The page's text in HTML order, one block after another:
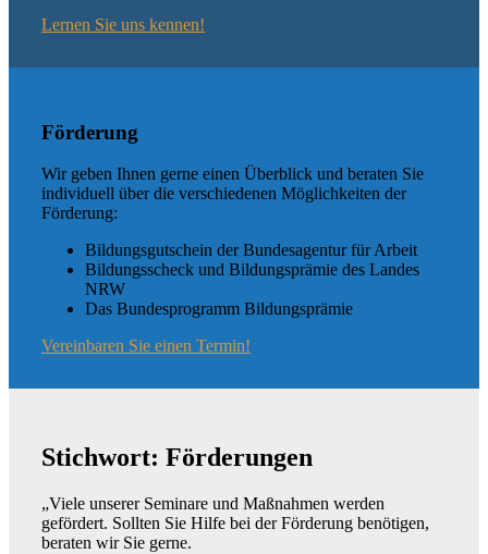
Lernen Sie uns kennen!
Förderung
Wir geben Ihnen gerne einen Überblick und beraten Sie
individuell über die verschiedenen Möglichkeiten der
Förderung:
Bildungsgutschein der Bundesagentur für Arbeit
Bildungsscheck und Bildungsprämie des Landes
NRW
Das Bundesprogramm Bildungsprämie
Vereinbaren Sie einen Termin!
Stichwort: Förderungen
„Viele unserer Seminare und Maßnahmen werden
gefördert. Sollten Sie Hilfe bei der Förderung benötigen,
beraten wir Sie gerne.